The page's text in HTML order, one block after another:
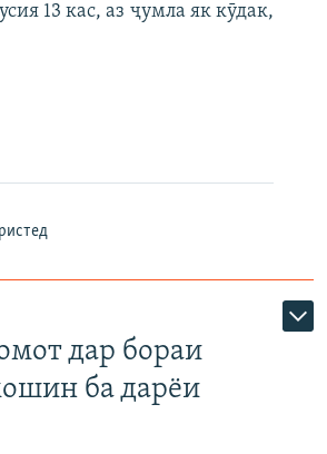
13 кас, аз ҷумла як кӯдак,
дар бораи
ба дарёи